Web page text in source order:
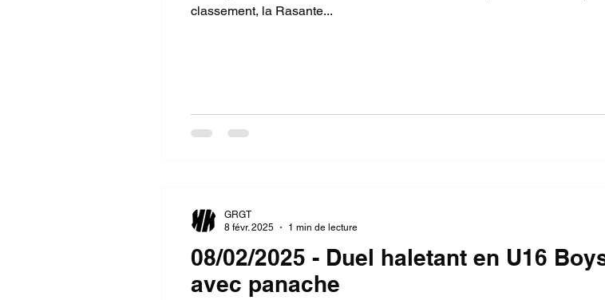
classement, la Rasante...
08/02/2025 - Duel haletant en U16
avec panache
GRGT
8 févr. 2025
1 min de lecture